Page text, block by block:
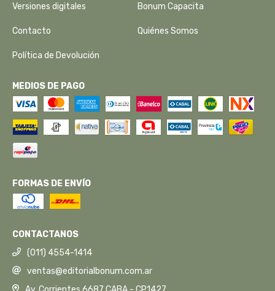
Versiones digitales Bonum Capacita
Contacto Quiénes Somos
Política de Devolución
MEDIOS DE PAGO
FORMAS DE ENVÍO
CONTACTANOS
(011) 4554-1414
ventas@editorialbonum.com.ar